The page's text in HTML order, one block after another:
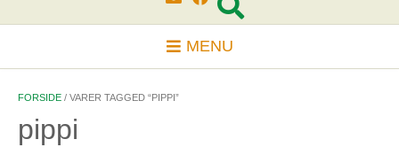
MENU
FORSIDE / VARER TAGGED “PIPPI”
pippi